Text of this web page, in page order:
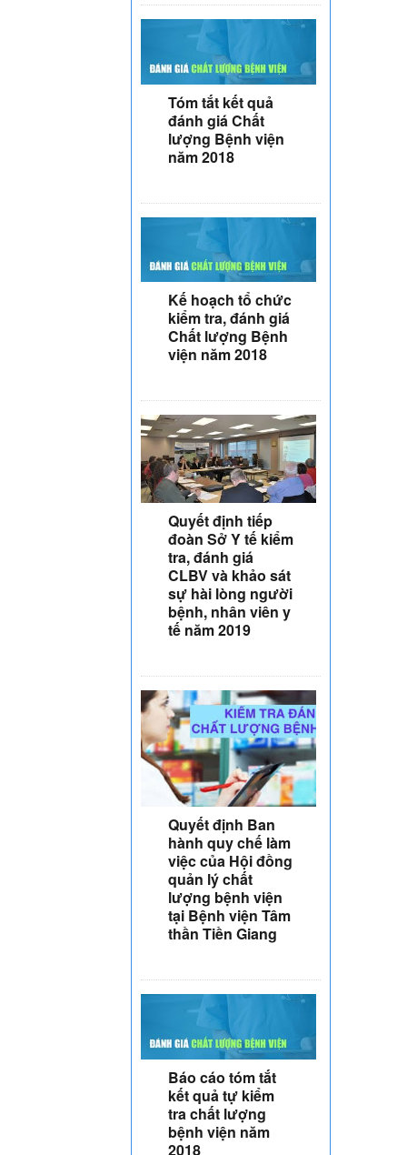
Tóm tắt kết quả
đánh giá Chất
lượng Bệnh viện
năm 2018
Kế hoạch tổ chức
kiểm tra, đánh giá
Chất lượng Bệnh
viện năm 2018
Quyết định tiếp
đoàn Sở Y tế kiểm
tra, đánh giá
CLBV và khảo sát
sự hài lòng người
bệnh, nhân viên y
tế năm 2019
Quyết định Ban
hành quy chế làm
việc của Hội đồng
quản lý chất
lượng bệnh viện
tại Bệnh viện Tâm
thần Tiền Giang
Báo cáo tóm tắt
kết quả tự kiểm
tra chất lượng
bệnh viện năm
2018